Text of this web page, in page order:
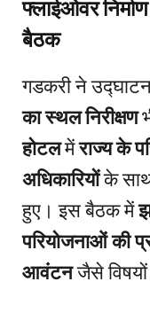
फ्लाईओवर
बैठक
गडकरी ने
का स्थल निरीक्षण
होटलमेंराज्य के
अधिकारियोंके साथ
हुए। इस बैठक में
परियोजनाओं की
आवंटनजैसे विषयों